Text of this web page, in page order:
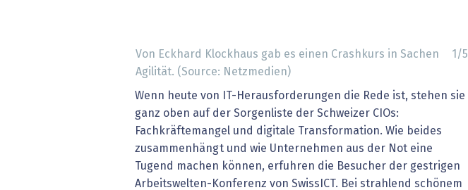
1 /5
Von Eckhard Klockhaus gab es einen Crashkurs in Sachen
Agilität. (Source: Netzmedien)
Wenn heute von IT-Herausforderungen die Rede ist, stehen sie
ganz oben auf der Sorgenliste der Schweizer CIOs:
Fachkräftemangel und digitale Transformation. Wie beides
zusammenhängt und wie Unternehmen aus der Not eine
Tugend machen können, erfuhren die Besucher der gestrigen
Arbeitswelten-Konferenz von SwissICT. Bei strahlend schönem